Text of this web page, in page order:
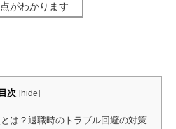
がわかります
目次 [hide]
は？退職時のトラブル回避の対策